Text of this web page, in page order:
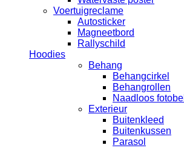
Voertuigreclame
Autosticker
Magneetbord
Rallyschild
Hoodies
Behang
Behangcirkel
Behangrollen
Naadloos
Exterieur
Buitenkleed
Buitenkussen
Parasol